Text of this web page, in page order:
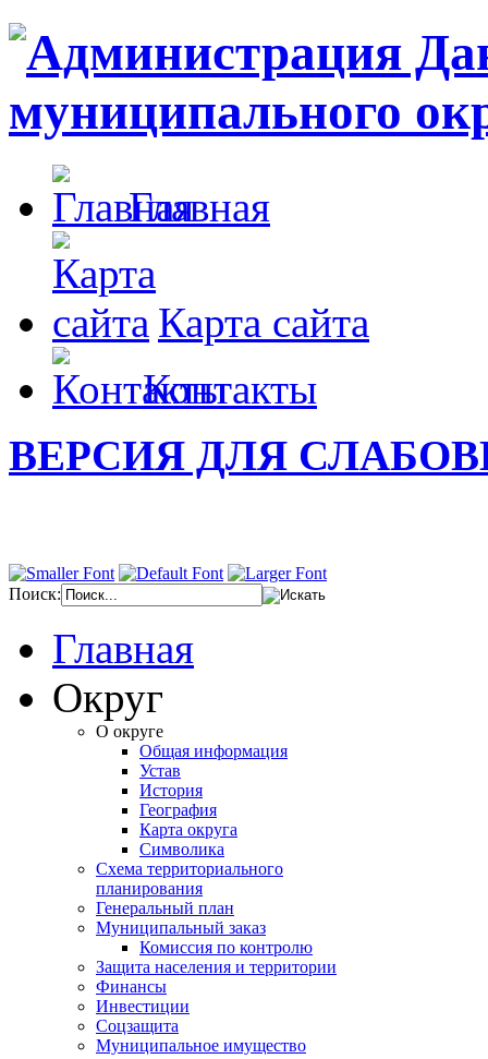
Главная
Карта сайта
Контакты
ВЕРСИЯ ДЛЯ
Поиск:
Главная
Округ
О округе
Общая информация
Устав
История
География
Карта округа
Символика
Схема территориального
планирования
Генеральный план
Муниципальный заказ
Комиссия по контролю
Защита населения и территории
Финансы
Инвестиции
Соцзащита
Муниципальное имущество